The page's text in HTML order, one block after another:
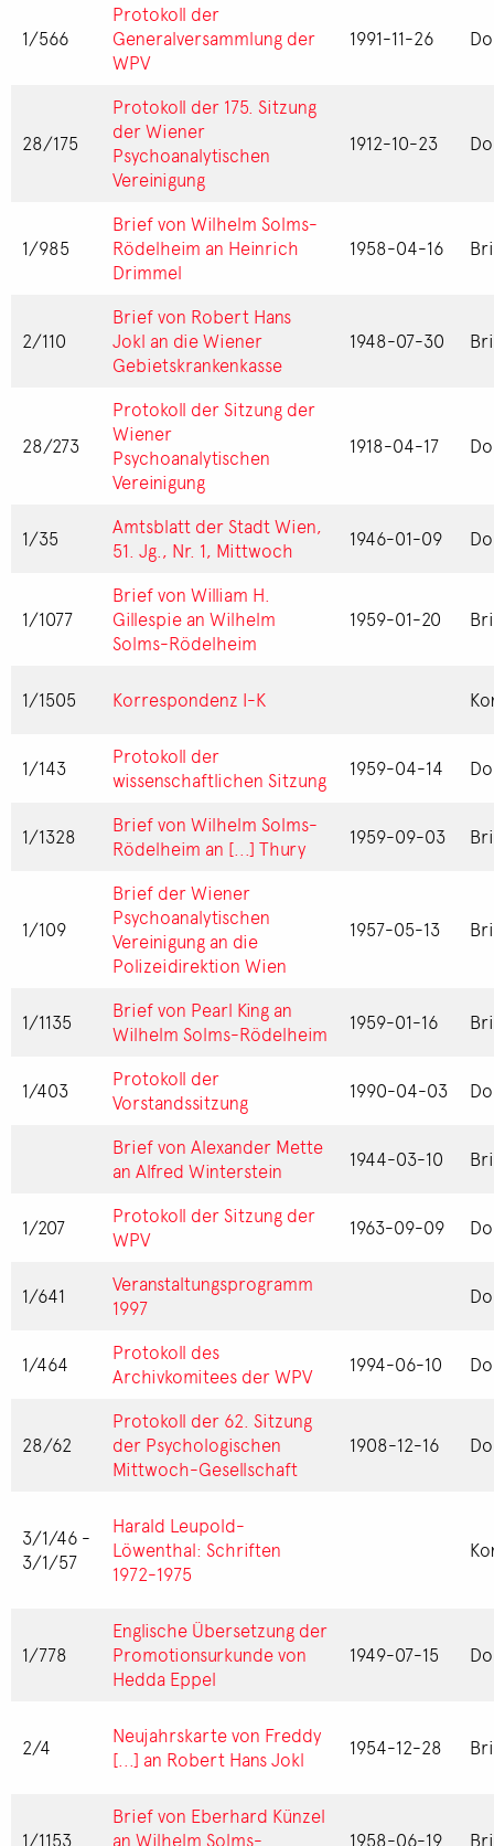
1/566
Protokoll der
Generalversammlung der
WPV
1991-11-26
28/175
Protokoll der 175. Sitzung
der Wiener
Psychoanalytischen
Vereinigung
1912-10-23
1/985
Brief von Wilhelm Solms-
Rödelheim an Heinrich
Drimmel
1958-04-16
2/110
Brief von Robert Hans
Jokl an die Wiener
Gebietskrankenkasse
1948-07-30
28/273
Protokoll der Sitzung der
Wiener
Psychoanalytischen
Vereinigung
1918-04-17
1/35
Amtsblatt der Stadt Wien,
51. Jg., Nr. 1, Mittwoch
1946-01-09
1/1077
Brief von William H.
Gillespie an Wilhelm
Solms-Rödelheim
1959-01-20
1/1505 Korrespondenz I-K
1/143
Protokoll der
wissenschaftlichen Sitzung
1959-04-14
1/1328
Brief von Wilhelm Solms-
Rödelheim an [...] Thury
1959-09-03
1/109
Brief der Wiener
Psychoanalytischen
Vereinigung an die
Polizeidirektion Wien
1957-05-13
1/1135
Brief von Pearl King an
Wilhelm Solms-Rödelheim
1959-01-16
1/403
Protokoll der
Vorstandssitzung
1990-04-03
Brief von Alexander Mette
an Alfred Winterstein
1944-03-10
1/207
Protokoll der Sitzung der
WPV
1963-09-09
1/641
Veranstaltungsprogramm
1997
1/464
Protokoll des
Archivkomitees der WPV
1994-06-10
28/62
Protokoll der 62. Sitzung
der Psychologischen
Mittwoch-Gesellschaft
1908-12-16
3/1/46 -
3/1/57
Harald Leupold-
Löwenthal: Schriften
1972-1975
1/778
Englische Übersetzung der
Promotionsurkunde von
Hedda Eppel
1949-07-15
2/4
Neujahrskarte von Freddy
[...] an Robert Hans Jokl
1954-12-28
1/1153
Brief von Eberhard Künzel
an Wilhelm Solms-
1958-06-19